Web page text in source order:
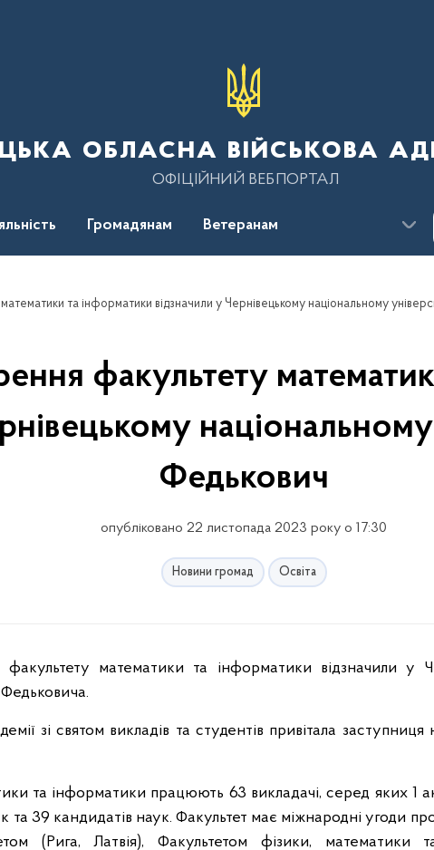
обласна військова
ОФІЦІЙНИЙ ВЕБПОРТАЛ
Громадянам Ветеранам
факультету
Федькович
опубліковано 22 листопада 2023 року о 17:30
Новини громад Освіта
зі святом викладів та студентів привітала
та інформатики працюють 63 викладачі, серед яких 1
та 39 кандидатів наук. Факультет має міжнародні угоди
(Рига, Латвія), Факультетом фізики, математики